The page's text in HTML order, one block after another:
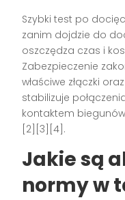
Szybki test po
zanim dojdzie do
oszczędza czas i
Zabezpieczenie
właściwe złączki
stabilizuje
kontaktem
[2][3][4].
Jakie są
normy w